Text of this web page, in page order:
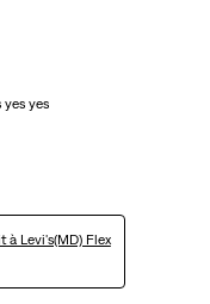
yes yes
à Levi's(MD) Flex